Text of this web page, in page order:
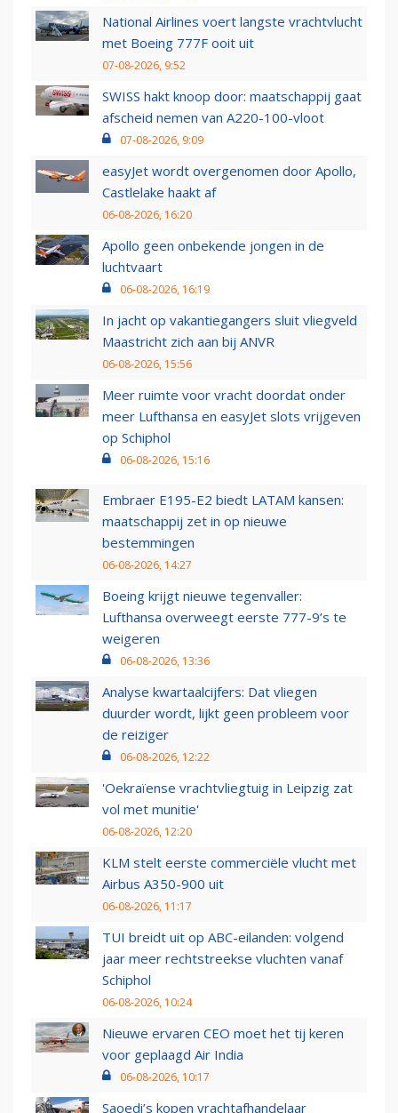
National Airlines voert langste vrachtvlucht
met Boeing 777F ooit uit
07-08-2026, 9:52
SWISS hakt knoop door: maatschappij gaat
afscheid nemen van A220-100-vloot
07-08-2026, 9:09
easyJet wordt overgenomen door Apollo,
Castlelake haakt af
06-08-2026, 16:20
Apollo geen onbekende jongen in de
luchtvaart
06-08-2026, 16:19
In jacht op vakantiegangers sluit vliegveld
Maastricht zich aan bij ANVR
06-08-2026, 15:56
Meer ruimte voor vracht doordat onder
meer Lufthansa en easyJet slots vrijgeven
op Schiphol
06-08-2026, 15:16
Embraer E195-E2 biedt LATAM kansen:
maatschappij zet in op nieuwe
bestemmingen
06-08-2026, 14:27
Boeing krijgt nieuwe tegenvaller:
Lufthansa overweegt eerste 777-9’s te
weigeren
06-08-2026, 13:36
Analyse kwartaalcijfers: Dat vliegen
duurder wordt, lijkt geen probleem voor
de reiziger
06-08-2026, 12:22
'Oekraïense vrachtvliegtuig in Leipzig zat
vol met munitie'
06-08-2026, 12:20
KLM stelt eerste commerciële vlucht met
Airbus A350-900 uit
06-08-2026, 11:17
TUI breidt uit op ABC-eilanden: volgend
jaar meer rechtstreekse vluchten vanaf
Schiphol
06-08-2026, 10:24
Nieuwe ervaren CEO moet het tij keren
voor geplaagd Air India
06-08-2026, 10:17
Saoedi’s kopen vrachtafhandelaar